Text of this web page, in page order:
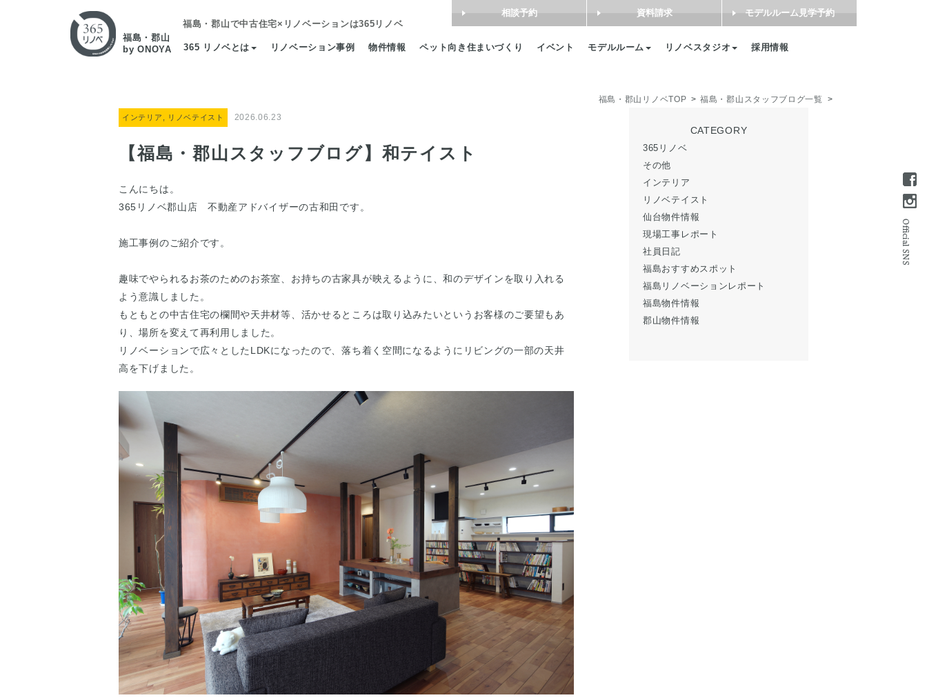
福島・郡山
by ONOYA
福島・郡山で中古住宅×リノベーションは365リノベ
365 リノベとは リノベーション事例 物件情報 ペット向き住まいづくり イベント モデルルーム リノベスタジオ 採用情報
相談予約 資料請求 モデルルーム見学予約
福島・郡山リノベTOP 福島・郡山スタッフブログ一覧
インテリア, リノベテイスト 2026.06.23
【福島・郡山スタッフブログ】和テイスト
こんにちは。
365リノベ郡山店 不動産アドバイザーの古和田です。
施工事例のご紹介です。
趣味でやられるお茶のためのお茶室、お持ちの古家具が映えるように、和のデザインを取り入れる
よう意識しました。
もともとの中古住宅の欄間や天井材等、活かせるところは取り込みたいというお客様のご要望もあ
り、場所を変えて再利用しました。
リノベーションで広々としたLDKになったので、落ち着く空間になるようにリビングの一部の天井
高を下げました。
CATEGORY
365リノベ
その他
インテリア
リノベテイスト
仙台物件情報
現場工事レポート
社員日記
福島おすすめスポット
福島リノベーションレポート
福島物件情報
郡山物件情報